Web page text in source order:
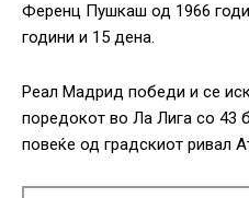
Ференц Пушкаш од 1966
години и 15 дена.
Реал Мадрид победи и се
поредокот во Ла Лига со 43
повеќе од градскиот ривал